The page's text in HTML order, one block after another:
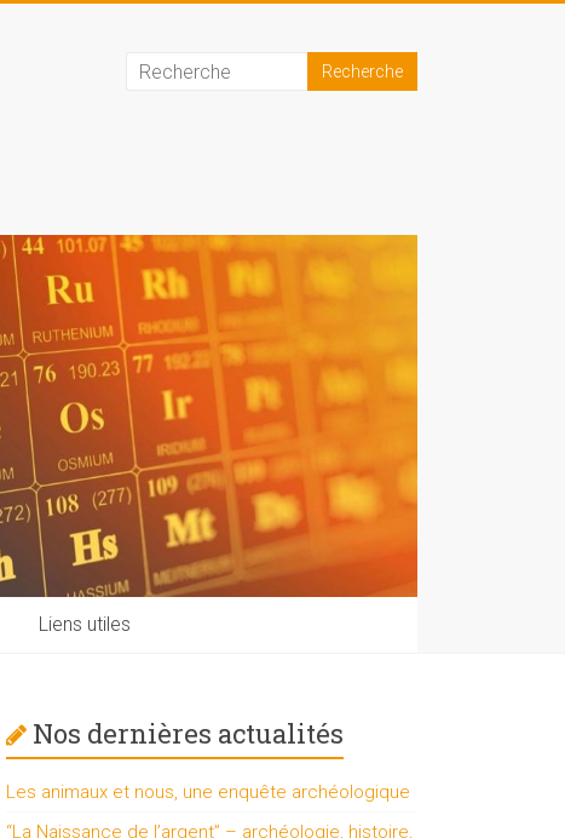
Liens utiles
Nos dernières actualités
Les animaux et nous, une enquête archéologique
“La Naissance de l’argent” – archéologie, histoire,